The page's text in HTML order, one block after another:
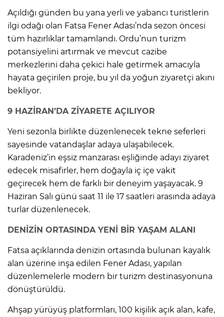
Açıldığı günden bu yana yerli ve yabancı turistlerin
ilgi odağı olan Fatsa Fener Adası’nda sezon öncesi
tüm hazırlıklar tamamlandı. Ordu’nun turizm
potansiyelini artırmak ve mevcut cazibe
merkezlerini daha çekici hale getirmek amacıyla
hayata geçirilen proje, bu yıl da yoğun ziyaretçi akını
bekliyor.
9 HAZİRAN’DA ZİYARETE AÇILIYOR
Yeni sezonla birlikte düzenlenecek tekne seferleri
sayesinde vatandaşlar adaya ulaşabilecek.
Karadeniz’in eşsiz manzarası eşliğinde adayı ziyaret
edecek misafirler, hem doğayla iç içe vakit
geçirecek hem de farklı bir deneyim yaşayacak. 9
Haziran Salı günü saat 11 ile 17 saatleri arasında adaya
turlar düzenlenecek.
DENİZİN ORTASINDA YENİ BİR YAŞAM ALANI
Fatsa açıklarında denizin ortasında bulunan kayalık
alan üzerine inşa edilen Fener Adası, yapılan
düzenlemelerle modern bir turizm destinasyonuna
dönüştürüldü.
Ahşap yürüyüş platformları, 100 kişilik açık alan, kafe,